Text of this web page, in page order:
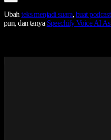
Ubahteks menjadi suara,buat podcast
pun, dan tanya Speechify Voice AI